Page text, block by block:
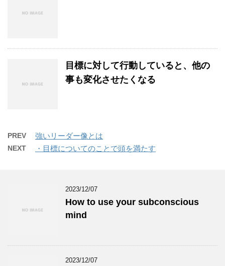
目標に対して行動していると、他の
事も変化させたくなる
PREV 強いリーダー像とは
NEXT ・目標についてのことで頭を満たす
2023/12/07
How to use your subconscious
mind
2023/12/07